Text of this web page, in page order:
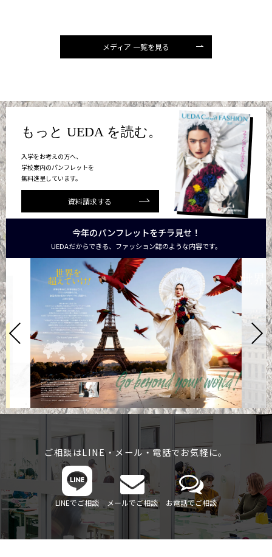
メディア 一覧を見る
もっと UEDA を読む。
入学をお考えの方へ、
学校案内のパンフレットを
無料進呈しています。
資料請求する
今年のパンフレットをチラ見せ！
UEDAだからできる、ファッション誌のような内容です。
ご相談はLINE・メール・電話でお気軽に。
LINEでご相談 メールでご相談 お電話でご相談